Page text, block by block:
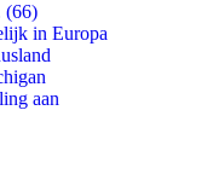
(66)
in Europa
aan